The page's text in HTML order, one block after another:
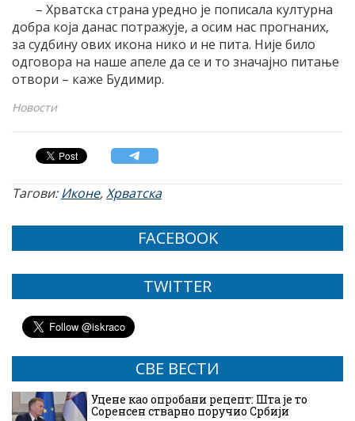
– Хрватска страна уредно је пописала културна
добра која данас потражује, а осим нас прогнаних,
за судбину ових икона нико и не пита. Није било
одговора на наше апеле да се и то значајно питање
отвори – каже Будимир.
Новости
Тагови:Иконе,Хрватска
FACEBOOK
TWITTER
СВЕ ВЕСТИ
Уцене као опробани рецепт: Шта је то
Соренсен стварно поручио Србији